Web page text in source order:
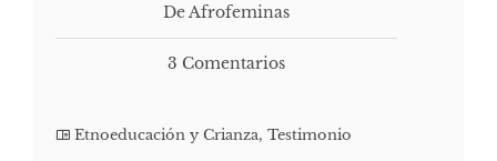
De Afrofeminas
3 Comentarios
Etnoeducación y Crianza, Testimonio